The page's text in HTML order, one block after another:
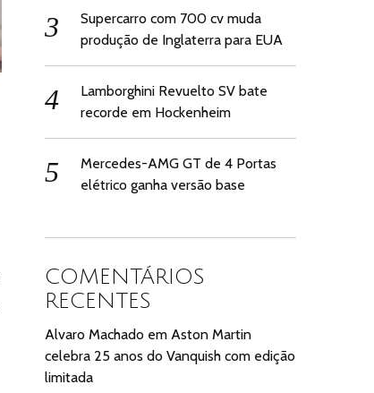
Supercarro com 700 cv muda
produção de Inglaterra para EUA
Lamborghini Revuelto SV bate
recorde em Hockenheim
Mercedes-AMG GT de 4 Portas
elétrico ganha versão base
COMENTÁRIOS
RECENTES
Alvaro Machado emAston Martin
celebra 25 anos do Vanquish com edição
limitada